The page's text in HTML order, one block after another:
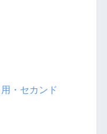
・セカンド